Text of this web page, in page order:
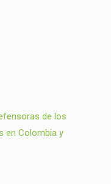
de los
en Colombia y